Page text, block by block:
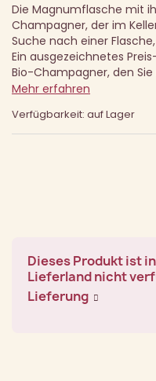
Die Magnumflasche mit
Champagner, der im
Suche nach einer
Ein ausgezeichnetes
Bio-Champagner, den
Mehr erfahren
Verfügbarkeit: auf Lager
Dieses Produkt ist
Lieferland nicht
Lieferung